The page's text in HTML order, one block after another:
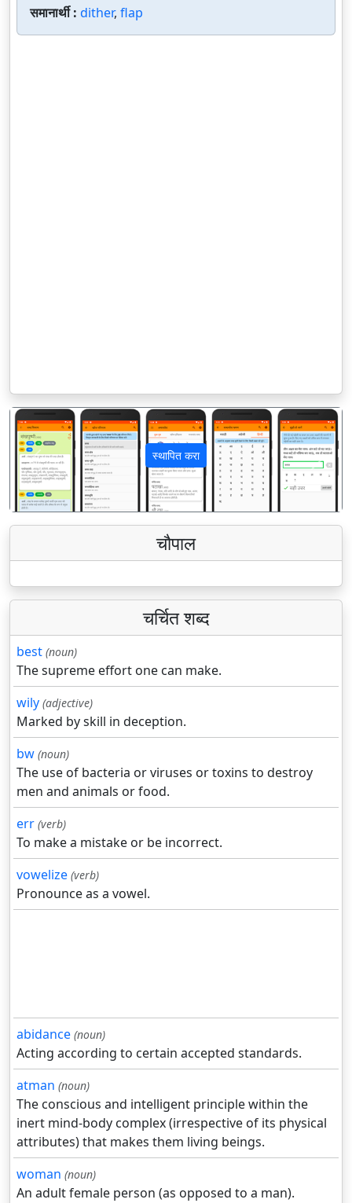
समानार्थी : dither, flap
स्थापित करा
पिछला अगला
चौपाल
चर्चित शब्द
best (noun)
The supreme effort one can make.
wily (adjective)
Marked by skill in deception.
bw (noun)
The use of bacteria or viruses or toxins to destroy
men and animals or food.
err (verb)
To make a mistake or be incorrect.
vowelize (verb)
Pronounce as a vowel.
abidance (noun)
Acting according to certain accepted standards.
atman (noun)
The conscious and intelligent principle within the
inert mind-body complex (irrespective of its physical
attributes) that makes them living beings.
woman (noun)
An adult female person (as opposed to a man).